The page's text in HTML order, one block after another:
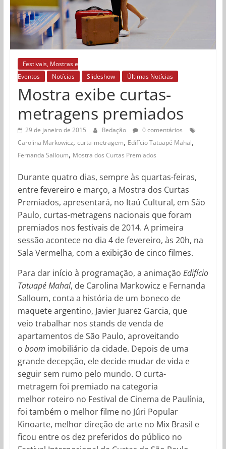
Festivais, Mostras e
Eventos
Notícias Slideshow Últimas Notícias
Mostra exibe curtas-
metragens premiados
29 de janeiro de 2015 Redação
0 comentários
Carolina Markowicz, curta-metragem, Edifício Tatuapé Mahal,
Fernanda Salloum, Mostra dos Curtas Premiados
Durante quatro dias, sempre às quartas-feiras,
entre fevereiro e março, a Mostra dos Curtas
Premiados, apresentará, no Itaú Cultural, em São
Paulo, curtas-metragens nacionais que foram
premiados nos festivais de 2014. A primeira
sessão acontece no dia 4 de fevereiro, às 20h, na
Sala Vermelha, com a exibição de cinco filmes.
Para dar início à programação, a animação Edifício
Tatuapé Mahal, de Carolina Markowicz e Fernanda
Salloum, conta a história de um boneco de
maquete argentino, Javier Juarez Garcia, que
veio trabalhar nos stands de venda de
apartamentos de São Paulo, aproveitando
o boom imobiliário da cidade. Depois de uma
grande decepção, ele decide mudar de vida e
seguir sem rumo pelo mundo. O curta-
metragem foi premiado na categoria
melhor roteiro no Festival de Cinema de Paulínia,
foi também o melhor filme no Júri Popular
Kinoarte, melhor direção de arte no Mix Brasil e
ficou entre os dez preferidos do público no